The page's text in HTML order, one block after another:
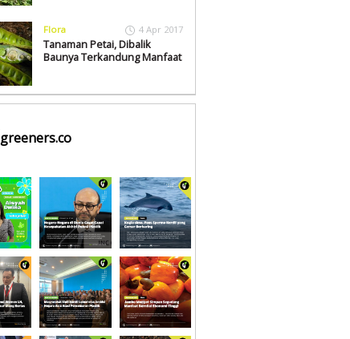
Flora 4 Apr 2017
Tanaman Petai, Dibalik
Baunya Terkandung Manfaat
greeners.co